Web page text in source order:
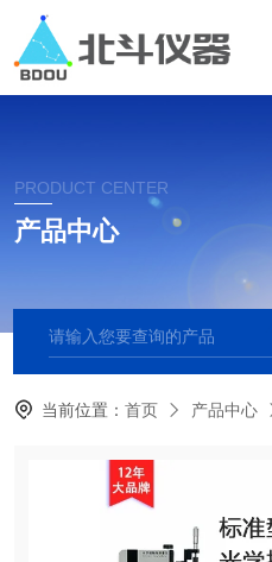
PRODUCT CENTER
产品中心
当前位置：首页 产品中心